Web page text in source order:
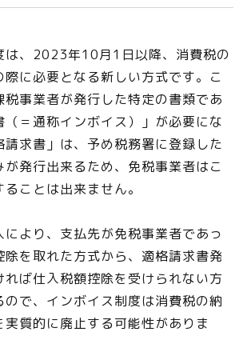
は、2023年10月1日以降、消費税の
際に必要となる新しい方式です。こ
税事業者が発行した特定の書類であ
（＝通称インボイス）」が必要にな
請求書」は、予め税務署に登録した
が発行出来るため、免税事業者はこ
ことは出来ません。
により、支払先が免税事業者であっ
除を取れた方式から、適格請求書発
れば仕入税額控除を受けられない方
ので、インボイス制度は消費税の納
実質的に廃止する可能性がありま